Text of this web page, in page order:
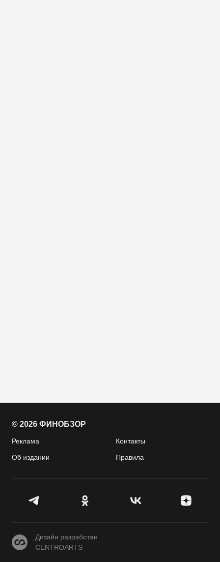
© 2026 ФИНОБЗОР
Реклама Контакты
Об издании Правила
CENTROARTS